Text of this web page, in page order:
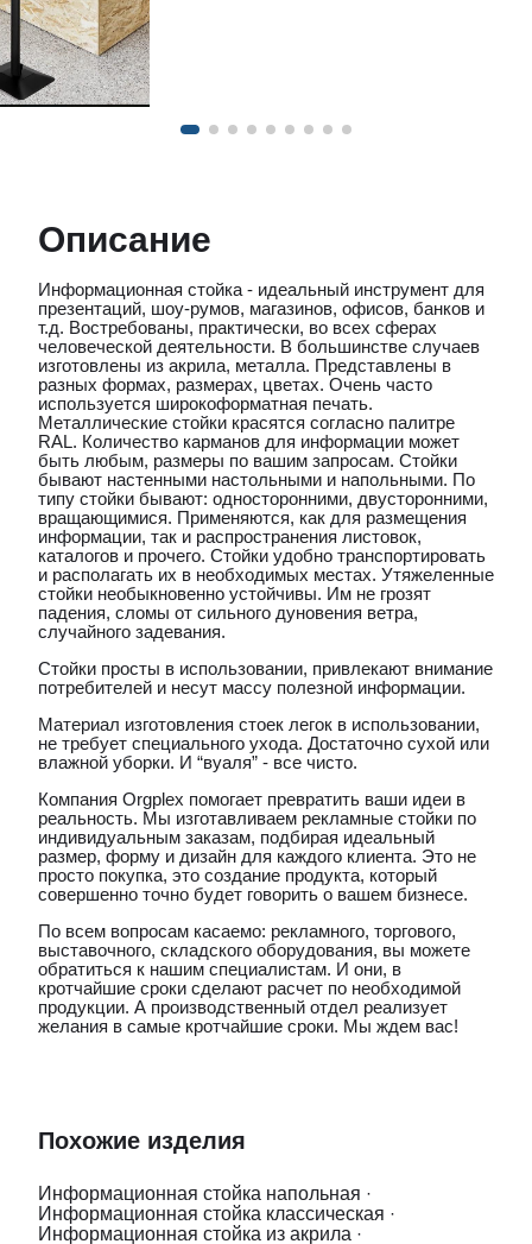
Описание
Информационная стойка - идеальный инструмент для
презентаций, шоу-румов, магазинов, офисов, банков и
т.д. Востребованы, практически, во всех сферах
человеческой деятельности. В большинстве случаев
изготовлены из акрила, металла. Представлены в
разных формах, размерах, цветах. Очень часто
используется широкоформатная печать.
Металлические стойки красятся согласно палитре
RAL. Количество карманов для информации может
быть любым, размеры по вашим запросам. Стойки
бывают настенными настольными и напольными. По
типу стойки бывают: односторонними, двусторонними,
вращающимися. Применяются, как для размещения
информации, так и распространения листовок,
каталогов и прочего. Стойки удобно транспортировать
и располагать их в необходимых местах. Утяжеленные
стойки необыкновенно устойчивы. Им не грозят
падения, сломы от сильного дуновения ветра,
случайного задевания.
Стойки просты в использовании, привлекают внимание
потребителей и несут массу полезной информации.
Материал изготовления стоек легок в использовании,
не требует специального ухода. Достаточно сухой или
влажной уборки. И “вуаля” - все чисто.
Компания Orgplex помогает превратить ваши идеи в
реальность. Мы изготавливаем рекламные стойки по
индивидуальным заказам, подбирая идеальный
размер, форму и дизайн для каждого клиента. Это не
просто покупка, это создание продукта, который
совершенно точно будет говорить о вашем бизнесе.
По всем вопросам касаемо: рекламного, торгового,
выставочного, складского оборудования, вы можете
обратиться к нашим специалистам. И они, в
кротчайшие сроки сделают расчет по необходимой
продукции. А производственный отдел реализует
желания в самые кротчайшие сроки. Мы ждем вас!
Похожие изделия
Информационная стойка напольная ·
Информационная стойка классическая ·
Информационная стойка из акрила ·